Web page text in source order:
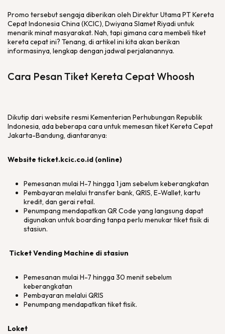
Promo tersebut sengaja diberikan oleh Direktur Utama PT Kereta
Cepat Indonesia China (KCIC), Dwiyana Slamet Riyadi untuk
menarik minat masyarakat. Nah, tapi gimana cara membeli tiket
kereta cepat ini? Tenang, di artikel ini kita akan berikan
informasinya, lengkap dengan jadwal perjalanannya.
Cara Pesan Tiket Kereta Cepat Whoosh
Dikutip dari website resmi Kementerian Perhubungan Republik
Indonesia, ada beberapa cara untuk memesan tiket Kereta Cepat
Jakarta-Bandung, diantaranya:
Website ticket.kcic.co.id (online)
Pemesanan mulai H-7 hingga 1 jam sebelum keberangkatan
Pembayaran melalui transfer bank, QRIS, E-Wallet, kartu
kredit, dan gerai retail.
Penumpang mendapatkan QR Code yang langsung dapat
digunakan untuk boarding tanpa perlu menukar tiket fisik di
stasiun.
Ticket Vending Machine di stasiun
Pemesanan mulai H-7 hingga 30 menit sebelum
keberangkatan
Pembayaran melalui QRIS
Penumpang mendapatkan tiket fisik.
Loket